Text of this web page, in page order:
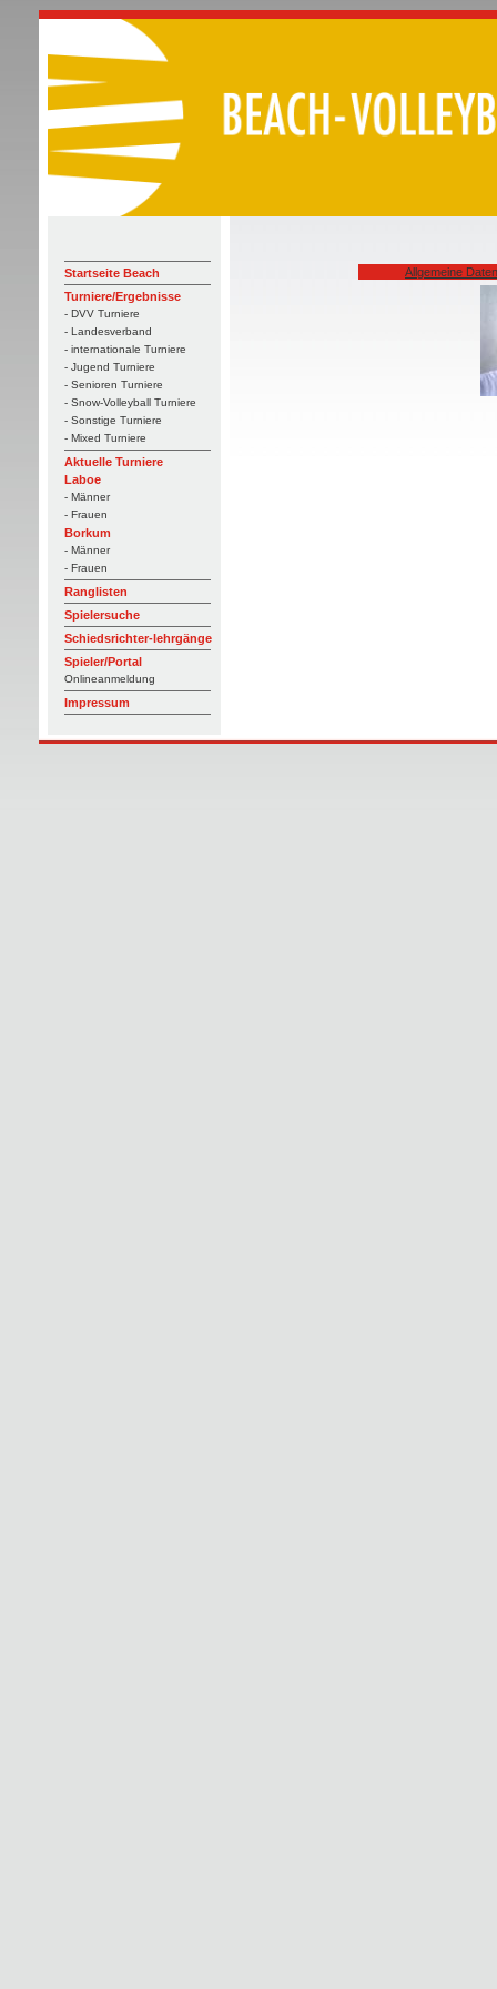
Startseite Beach
Turniere/Ergebnisse
- DVV Turniere
- Landesverband
- internationale Turniere
- Jugend Turniere
- Senioren Turniere
- Snow-Volleyball Turniere
- Sonstige Turniere
- Mixed Turniere
Aktuelle Turniere
Laboe
- Männer
- Frauen
Borkum
- Männer
- Frauen
Ranglisten
Spielersuche
Schiedsrichter-lehrgänge
Spieler/Portal
Onlineanmeldung
Impressum
Allgemeine